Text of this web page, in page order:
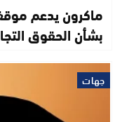
ماكرون يدعم
بشأن الحقوق
جهات